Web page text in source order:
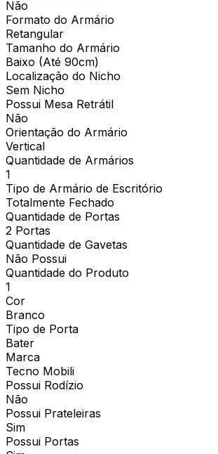
Não
Formato do Armário
Retangular
Tamanho do Armário
Baixo (Até 90cm)
Localização do Nicho
Sem Nicho
Possui Mesa Retrátil
Não
Orientação do Armário
Vertical
Quantidade de Armários
1
Tipo de Armário de Escritório
Totalmente Fechado
Quantidade de Portas
2 Portas
Quantidade de Gavetas
Não Possui
Quantidade do Produto
1
Cor
Branco
Tipo de Porta
Bater
Marca
Tecno Mobili
Possui Rodízio
Não
Possui Prateleiras
Sim
Possui Portas